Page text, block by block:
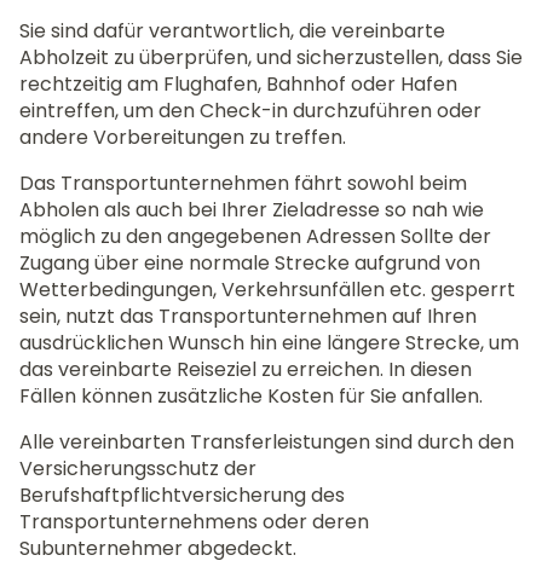
Sie sind dafür verantwortlich, die vereinbarte
Abholzeit zu überprüfen, und sicherzustellen, dass Sie
rechtzeitig am Flughafen, Bahnhof oder Hafen
eintreffen, um den Check-in durchzuführen oder
andere Vorbereitungen zu treffen.
Das Transportunternehmen fährt sowohl beim
Abholen als auch bei Ihrer Zieladresse so nah wie
möglich zu den angegebenen Adressen Sollte der
Zugang über eine normale Strecke aufgrund von
Wetterbedingungen, Verkehrsunfällen etc. gesperrt
sein, nutzt das Transportunternehmen auf Ihren
ausdrücklichen Wunsch hin eine längere Strecke, um
das vereinbarte Reiseziel zu erreichen. In diesen
Fällen können zusätzliche Kosten für Sie anfallen.
Alle vereinbarten Transferleistungen sind durch den
Versicherungsschutz der
Berufshaftpflichtversicherung des
Transportunternehmens oder deren
Subunternehmer abgedeckt.